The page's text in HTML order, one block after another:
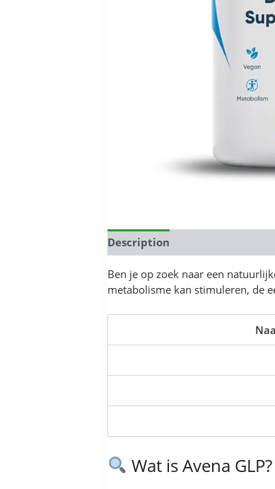
Description
Ben je op zoek naar een
metabolisme kan stimuleren, de
Wat is Avena GLP?